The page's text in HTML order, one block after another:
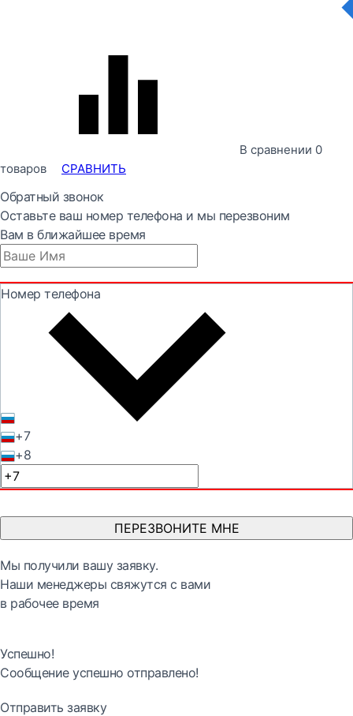
В сравнении 0
товаров
СРАВНИТЬ
Обратный звонок
Оставьте ваш номер телефона и мы перезвоним
Вам в ближайшее время
Номер телефона
+7
+8
ПЕРЕЗВОНИТЕ МНЕ
Мы получили вашу заявку.
Наши менеджеры свяжутся с вами
в рабочее время
Успешно!
Сообщение успешно отправлено!
Отправить заявку